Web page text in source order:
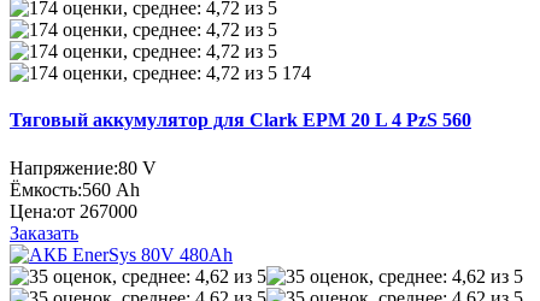
174
Тяговый аккумулятор для Clark EPM 20 L 4 PzS 560
Напряжение:80 V
Ёмкость:560 Ah
Цена:от 267000
Заказать